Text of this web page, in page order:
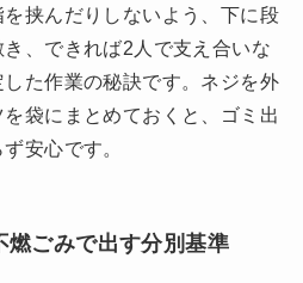
挟んだりしないよう、下に段
、できれば2人で支え合いな
た作業の秘訣です。ネジを外
袋にまとめておくと、ゴミ出
安心です。
燃ごみで出す分別基準